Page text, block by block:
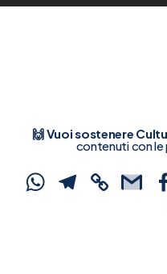
🙌 Vuoi sostenere
contenuti con